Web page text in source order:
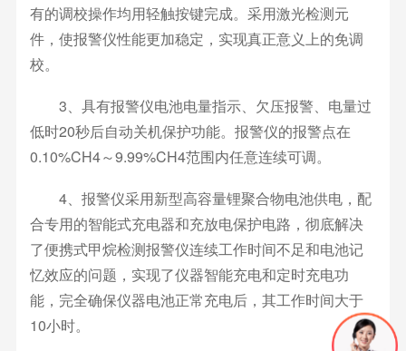
有的调校操作均用轻触按键完成。采用激光检测元
件，使报警仪性能更加稳定，实现真正意义上的免调
校。
3、具有报警仪电池电量指示、欠压报警、电量过
低时20秒后自动关机保护功能。报警仪的报警点在
0.10%CH4～9.99%CH4范围内任意连续可调。
4、报警仪采用新型高容量锂聚合物电池供电，配
合专用的智能式充电器和充放电保护电路，彻底解决
了便携式甲烷检测报警仪连续工作时间不足和电池记
忆效应的问题，实现了仪器智能充电和定时充电功
能，完全确保仪器电池正常充电后，其工作时间大于
10小时。